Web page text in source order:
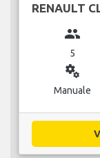
RENAULT
group
5
miscellaneous_services
Manuale